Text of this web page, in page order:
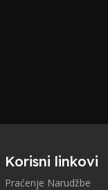
Korisni linkovi
Praćenje Narudžbe